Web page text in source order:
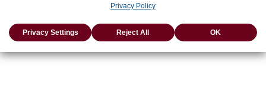
Privacy Policy
Privacy Settings Reject All OK